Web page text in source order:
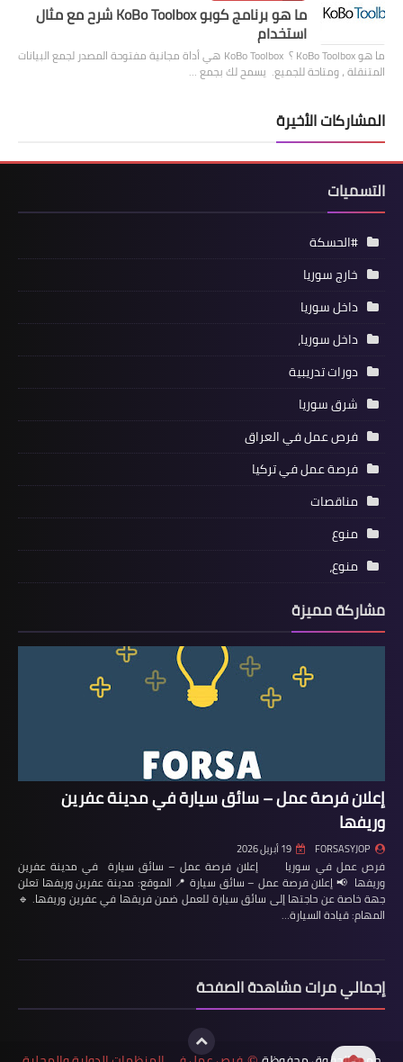
ما هو برنامج كوبو KoBo Toolbox شرح مع مثال
استخدام
ما هو KoBo Toolbox ؟ KoBo Toolbox هي أداة مجانية مفتوحة المصدر لجمع البيانات
المتنقلة ، ومتاحة للجميع. يسمح لك بجمع …
المشاركات الأخيرة
التسميات
#الحسكة
خارج سوريا
داخل سوريا
داخل سوريا،
دورات تدريبية
شرق سوريا
فرص عمل في العراق
فرصة عمل في تركيا
مناقصات
منوع
منوع،
مشاركة مميزة
إعلان فرصة عمل – سائق سيارة في مدينة عفرين
وريفها
FORSASYJOP 19 أبريل 2026
فرص عمل في سوريا إعلان فرصة عمل – سائق سيارة في مدينة عفرين
وريفها 📢 إعلان فرصة عمل – سائق سيارة 📍 الموقع: مدينة عفرين وريفها تعلن
جهة خاصة عن حاجتها إلى سائق سيارة للعمل ضمن فريقها في عفرين وريفها. 🔹
المهام: قيادة السيارة…
إجمالي مرات مشاهدة الصفحة